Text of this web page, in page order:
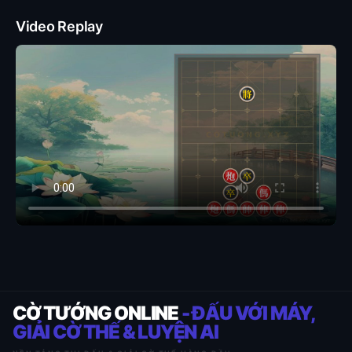
Video Replay
CỜ TƯỚNG ONLINE- ĐẤU VỚI MÁY,
GIẢI CỜ THẾ & LUYỆN AI